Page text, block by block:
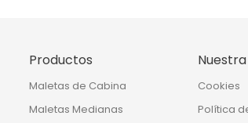
Productos
Maletas de Cabina
Maletas Medianas
Cookies
Política